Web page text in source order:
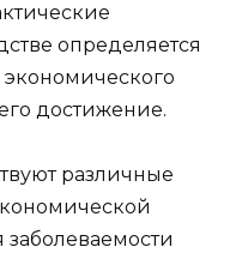
определяется
его достижение.
различные